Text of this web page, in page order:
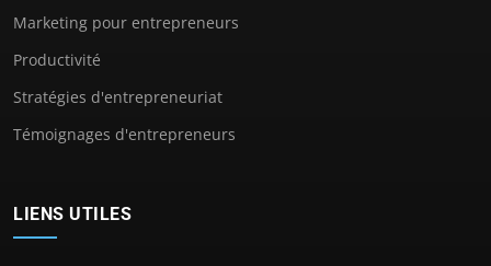
Marketing pour entrepreneurs
Productivité
Stratégies d'entrepreneuriat
Témoignages d'entrepreneurs
LIENS UTILES